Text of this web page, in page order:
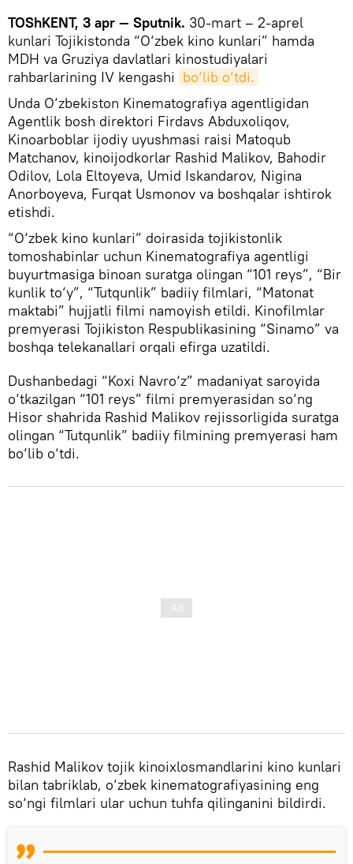
TOShKENT, 3 apr — Sputnik. 30-mart – 2-aprel
kunlari Tojikistonda “O‘zbek kino kunlari” hamda
MDH va Gruziya davlatlari kinostudiyalari
rahbarlarining IV kengashi bo‘lib o‘tdi.
Unda O‘zbekiston Kinematografiya agentligidan
Agentlik bosh direktori Firdavs Abduxoliqov,
Kinoarboblar ijodiy uyushmasi raisi Matoqub
Matchanov, kinoijodkorlar Rashid Malikov, Bahodir
Odilov, Lola Eltoyeva, Umid Iskandarov, Nigina
Anorboyeva, Furqat Usmonov va boshqalar ishtirok
etishdi.
“O‘zbek kino kunlari” doirasida tojikistonlik
tomoshabinlar uchun Kinematografiya agentligi
buyurtmasiga binoan suratga olingan “101 reys”, “Bir
kunlik to‘y”, “Tutqunlik” badiiy filmlari, “Matonat
maktabi” hujjatli filmi namoyish etildi. Kinofilmlar
premyerasi Tojikiston Respublikasining “Sinamo” va
boshqa telekanallari orqali efirga uzatildi.
Dushanbedagi “Koxi Navro‘z” madaniyat saroyida
o‘tkazilgan “101 reys” filmi premyerasidan so‘ng
Hisor shahrida Rashid Malikov rejissorligida suratga
olingan “Tutqunlik” badiiy filmining premyerasi ham
bo‘lib o‘tdi.
Rashid Malikov tojik kinoixlosmandlarini kino kunlari
bilan tabriklab, o‘zbek kinematografiyasining eng
so‘ngi filmlari ular uchun tuhfa qilinganini bildirdi.